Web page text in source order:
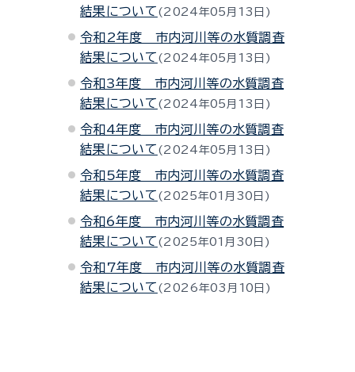
結果について
2024年05月13日
令和2年度 市内河川等の水質調査
結果について
2024年05月13日
令和3年度 市内河川等の水質調査
結果について
2024年05月13日
令和4年度 市内河川等の水質調査
結果について
2024年05月13日
令和5年度 市内河川等の水質調査
結果について
2025年01月30日
令和6年度 市内河川等の水質調査
結果について
2025年01月30日
令和7年度 市内河川等の水質調査
結果について
2026年03月10日